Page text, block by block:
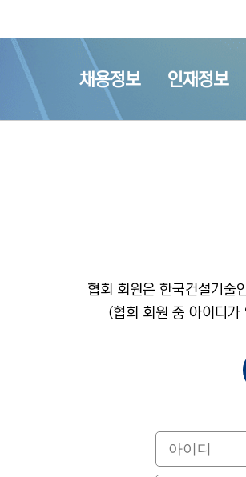
채용정보 인재정보
협회 회원은 한국건설기술
(협회 회원 중 아이디